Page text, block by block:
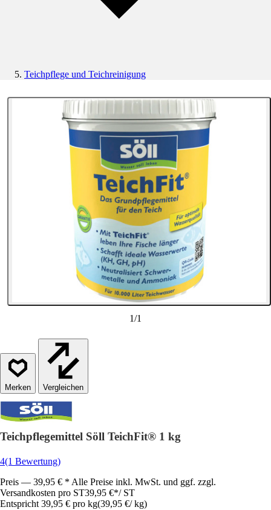
Teichpflege und Teichreinigung
1/1
Vergleichen
Teichpflegemittel Söll TeichFit® 1 kg
4(1 Bewertung)
Preis — 39,95 € * Alle Preise inkl. MwSt. und ggf. zzgl.
Versandkosten pro ST39,95 €*/ ST
Entspricht 39,95 € pro kg(39,95 €/ kg)